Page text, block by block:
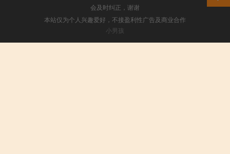
会及时纠正，谢谢
本站仅为个人兴趣爱好，不接盈利性广告及商业合作
小男孩